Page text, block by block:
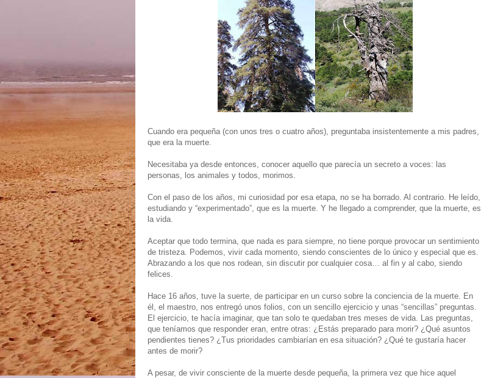
Cuando era pequeña (con unos tres o cuatro años), preguntaba insistentemente a mis padres,
que era la muerte.
Necesitaba ya desde entonces, conocer aquello que parecía un secreto a voces: las
personas, los animales y todos, morimos.
Con el paso de los años, mi curiosidad por esa etapa, no se ha borrado. Al contrario. He leído,
estudiando y “experimentado”, que es la muerte. Y he llegado a comprender, que la muerte, es
la vida.
Aceptar que todo termina, que nada es para siempre, no tiene porque provocar un sentimiento
de tristeza. Podemos, vivir cada momento, siendo conscientes de lo único y especial que es.
Abrazando a los que nos rodean, sin discutir por cualquier cosa… al fin y al cabo, siendo
felices.
Hace 16 años, tuve la suerte, de participar en un curso sobre la conciencia de la muerte. En
él, el maestro, nos entregó unos folios, con un sencillo ejercicio y unas “sencillas” preguntas.
El ejercicio, te hacía imaginar, que tan solo te quedaban tres meses de vida. Las preguntas,
que teníamos que responder eran, entre otras: ¿Estás preparado para morir? ¿Qué asuntos
pendientes tienes? ¿Tus prioridades cambiarían en esa situación? ¿Qué te gustaría hacer
antes de morir?
A pesar, de vivir consciente de la muerte desde pequeña, la primera vez que hice aquel